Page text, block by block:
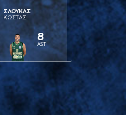
ΣΛΟΥΚAΣ
ΚΩΣΤAΣ
8
AST